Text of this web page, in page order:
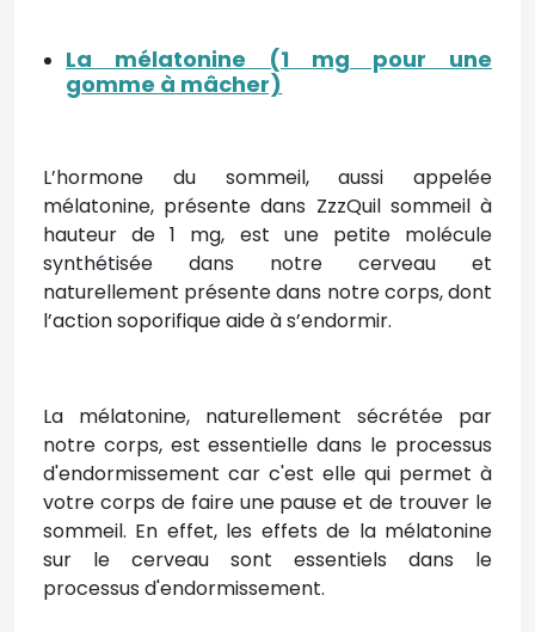
La mélatonine (1 mg pour une
gomme à mâcher)
L’hormone du sommeil, aussi appelée
mélatonine, présente dans ZzzQuil sommeil à
hauteur de 1 mg, est une petite molécule
synthétisée dans notre cerveau et
naturellement présente dans notre corps, dont
l’action soporifique aide à s’endormir.
La mélatonine, naturellement sécrétée par
notre corps, est essentielle dans le processus
d'endormissement car c'est elle qui permet à
votre corps de faire une pause et de trouver le
sommeil. En effet, les effets de la mélatonine
sur le cerveau sont essentiels dans le
processus d'endormissement.